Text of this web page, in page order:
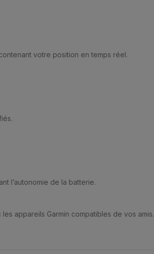
votre position en temps réel.
l’autonomie de la batterie.
appareils Garmin compatibles de vos amis.